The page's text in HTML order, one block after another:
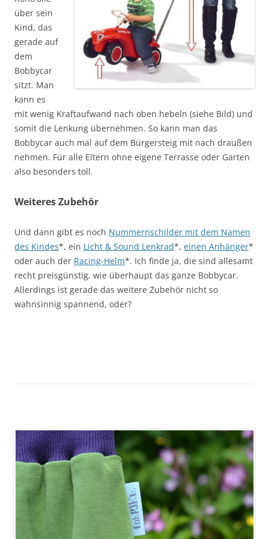
über sein
Kind, das
gerade auf
dem
Bobbycar
sitzt. Man
kann es
mit wenig Kraftaufwand nach oben hebeln (siehe Bild) und
somit die Lenkung übernehmen. So kann man das
Bobbycar auch mal auf dem Bürgersteig mit nach draußen
nehmen. Für alle Eltern ohne eigene Terrasse oder Garten
also besonders toll.
Weiteres Zubehör
Und dann gibt es noch Nummernschilder mit dem Namen
des Kindes*, ein Licht & Sound Lenkrad*, einen Anhänger*
oder auch der Racing-Helm*. Ich finde ja, die sind allesamt
recht preisgünstig, wie überhaupt das ganze Bobbycar.
Allerdings ist gerade das weitere Zubehör nicht so
wahnsinnig spannend, oder?